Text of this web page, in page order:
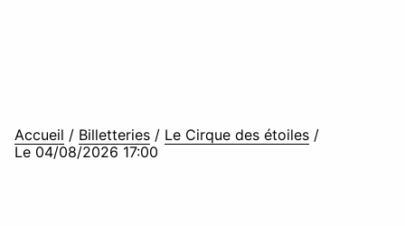
Accueil / Billetteries / Le Cirque des étoiles /
Le 04/08/2026 17:00